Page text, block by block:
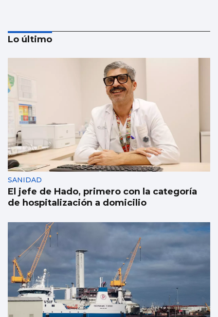
FÚTBOL
La gobernanza de la FIFA genera dudas
Lo último
SANIDAD
El jefe de Hado, primero con la categoría
de hospitalización a domicilio